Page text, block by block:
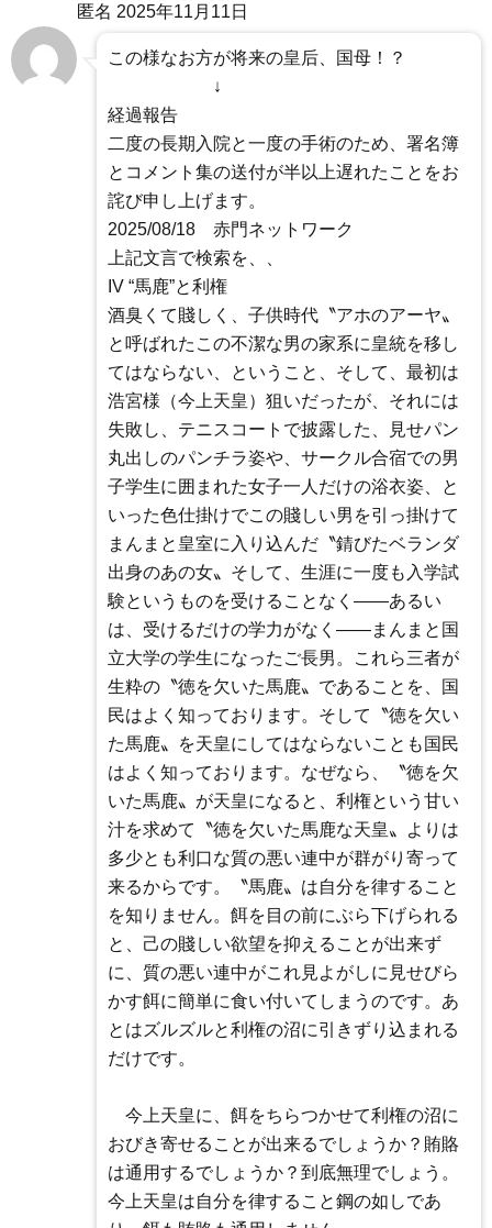
匿名 2025年11月11日
この様なお方が将来の皇后、国母！？
↓
経過報告
二度の長期入院と一度の手術のため、署名簿
とコメント集の送付が半以上遅れたことをお
詫び申し上げます。
2025/08/18 赤門ネットワーク
上記文言で検索を、、
IV “馬鹿”と利権
酒臭くて賤しく、子供時代〝アホのアーヤ〟
と呼ばれたこの不潔な男の家系に皇統を移し
てはならない、ということ、そして、最初は
浩宮様（今上天皇）狙いだったが、それには
失敗し、テニスコートで披露した、見せパン
丸出しのパンチラ姿や、サークル合宿での男
子学生に囲まれた女子一人だけの浴衣姿、と
いった色仕掛けでこの賤しい男を引っ掛けて
まんまと皇室に入り込んだ〝錆びたベランダ
出身のあの女〟そして、生涯に一度も入学試
験というものを受けることなく――あるい
は、受けるだけの学力がなく――まんまと国
立大学の学生になったご長男。これら三者が
生粋の〝徳を欠いた馬鹿〟であることを、国
民はよく知っております。そして〝徳を欠い
た馬鹿〟を天皇にしてはならないことも国民
はよく知っております。なぜなら、〝徳を欠
いた馬鹿〟が天皇になると、利権という甘い
汁を求めて〝徳を欠いた馬鹿な天皇〟よりは
多少とも利口な質の悪い連中が群がり寄って
来るからです。〝馬鹿〟は自分を律すること
を知りません。餌を目の前にぶら下げられる
と、己の賤しい欲望を抑えることが出来ず
に、質の悪い連中がこれ見よがしに見せびら
かす餌に簡単に食い付いてしまうのです。あ
とはズルズルと利権の沼に引きずり込まれる
だけです。
今上天皇に、餌をちらつかせて利権の沼に
おびき寄せることが出来るでしょうか？賄賂
は通用するでしょうか？到底無理でしょう。
今上天皇は自分を律すること鋼の如しであ